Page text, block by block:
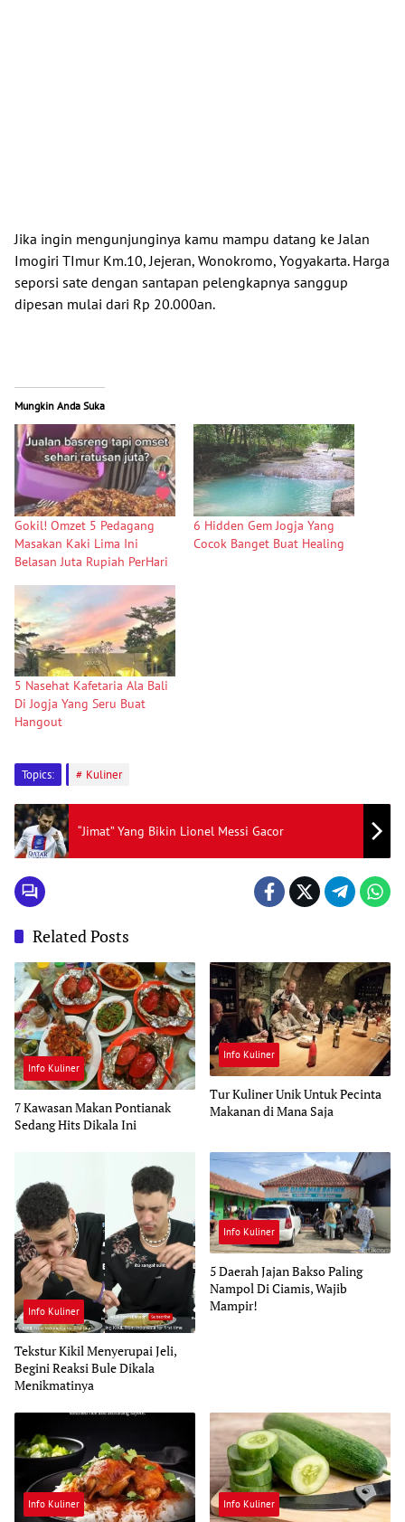
Jika ingin mengunjunginya kamu mampu datang ke Jalan
Imogiri TImur Km.10, Jejeran, Wonokromo, Yogyakarta. Harga
seporsi sate dengan santapan pelengkapnya sanggup
dipesan mulai dari Rp 20.000an.
Mungkin Anda Suka
Gokil! Omzet 5 Pedagang
Masakan Kaki Lima Ini
Belasan Juta Rupiah PerHari
6 Hidden Gem Jogja Yang
Cocok Banget Buat Healing
5 Nasehat Kafetaria Ala Bali
Di Jogja Yang Seru Buat
Hangout
Topics: Kuliner
“Jimat” Yang Bikin Lionel Messi Gacor
Related Posts
Info Kuliner
7 Kawasan Makan Pontianak
Sedang Hits Dikala Ini
Info Kuliner
Tur Kuliner Unik Untuk Pecinta
Makanan di Mana Saja
Info Kuliner
Tekstur Kikil Menyerupai Jeli,
Begini Reaksi Bule Dikala
Menikmatinya
Info Kuliner
5 Daerah Jajan Bakso Paling
Nampol Di Ciamis, Wajib
Mampir!
Info Kuliner Info Kuliner